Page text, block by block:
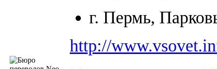
г. Пермь,
http://